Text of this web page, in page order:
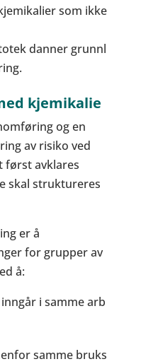
som ikke
danner grunnl
kjemikalie
og en
av risiko ved
først avklares
skal struktureres
er å
for grupper av
å:
i samme arb
samme bruks